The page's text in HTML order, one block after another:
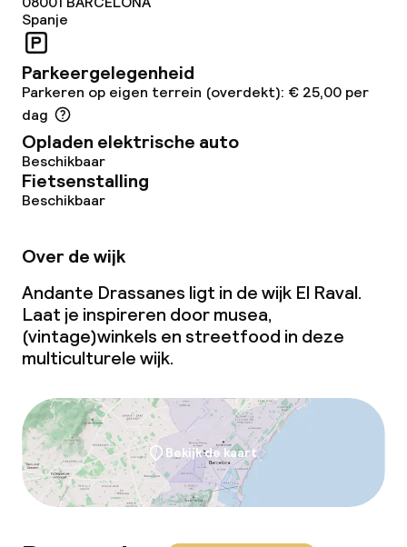
Wasservice
Beleid
Overal rookvrij
Spanje
Parkeergelegenheid
Parkeren op eigen terrein (overdekt): € 25,00 per
dag
Opladen elektrische auto
Beschikbaar
Fietsenstalling
Beschikbaar
Over de wijk
Andante Drassanes ligt in de wijk El Raval.
Laat je inspireren door musea,
(vintage)winkels en streetfood in deze
multiculturele wijk.
Bekijk de kaart